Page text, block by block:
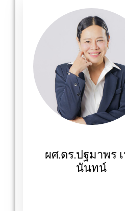
ผศ.ดร.ปฐมาพร
นันทน์